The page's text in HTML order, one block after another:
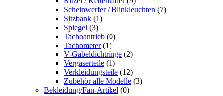
Scheinwerfer / Blinkleuchten (7)
Sitzbank (1)
Spiegel (3)
Tachoantrieb (0)
Tachometer (1)
V-Gabeldichtringe (2)
Vergaserteile (1)
Verkleidungsteile (12)
Zubehör alle Modelle (3)
Bekleidung/Fan-Artikel (0)